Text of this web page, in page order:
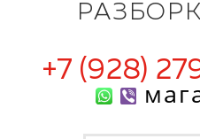
+7 (928)